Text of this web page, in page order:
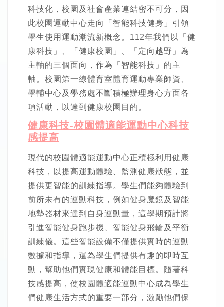
科技化，校園及社會產業連結密不可分，因
此校園運動中心走向「智能科技健身」引領
學生使用運動潮流新概念。112年我們以「健
康科技」、「健康校園」、「定向越野」為
主軸的三個面向，作為「智能科技」的主
軸。校園第一線體育室體育運動專業師資、
學輔中心及學務處不斷積極辦理身心方面各
項活動，以達到健康校園目的。
健康科技-校園體適能運動中心科技
感提高
現代的校園體適能運動中心正積極利用健康
科技，以提高運動體驗、監測健康狀態，並
提供更智能的訓練指導。學生們能夠體驗到
前所未有的運動科技，例如健身魔鏡及智能
地墊器材來達到自身運動量，這學期預計將
引進智能健身跑步機、智能健身飛輪及平衡
訓練儀。這些智能設備不僅提供實時的運動
數據和指導，還為學生們提供有趣的即時互
動，幫助他們實現健康和體能目標。隨著科
技感提高，使校園體適能運動中心成為學生
們健康生活方式的重要一部分，激勵他們保